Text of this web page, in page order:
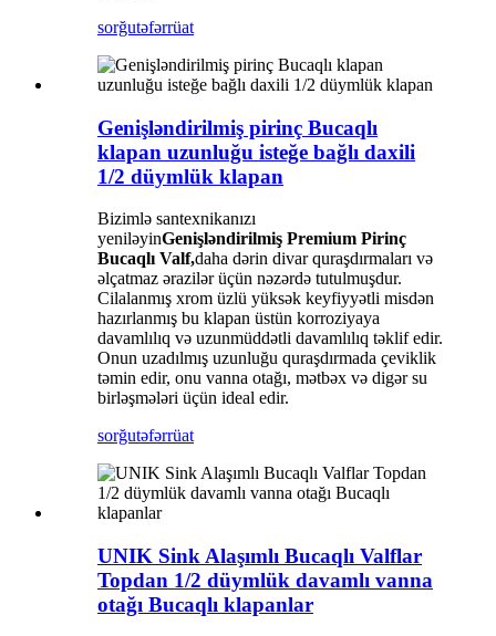
sorğutəfərrüat
Genişləndirilmiş pirinç Bucaqlı
klapan uzunluğu isteğe bağlı daxili
1/2 düymlük klapan
Bizimlə santexnikanızı
yeniləyinGenişləndirilmiş Premium Pirinç
Bucaqlı Valf,daha dərin divar quraşdırmaları və
əlçatmaz ərazilər üçün nəzərdə tutulmuşdur.
Cilalanmış xrom üzlü yüksək keyfiyyətli misdən
hazırlanmış bu klapan üstün korroziyaya
davamlılıq və uzunmüddətli davamlılıq təklif edir.
Onun uzadılmış uzunluğu quraşdırmada çeviklik
təmin edir, onu vanna otağı, mətbəx və digər su
birləşmələri üçün ideal edir.
sorğutəfərrüat
UNIK Sink Alaşımlı Bucaqlı Valflar
Topdan 1/2 düymlük davamlı vanna
otağı Bucaqlı klapanlar